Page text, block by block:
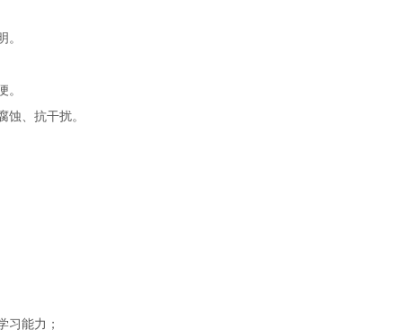
。
。
、抗干扰。
习能力；